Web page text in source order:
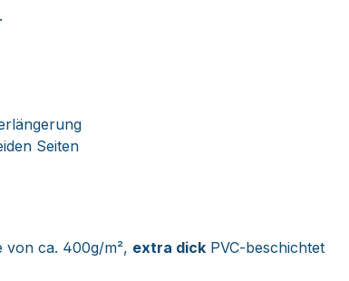
Seiten
von ca. 400g/m², extra dick PVC-beschichtet